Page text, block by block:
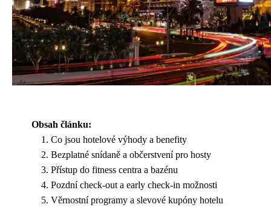
Obsah článku:
Co jsou hotelové výhody a benefity
Bezplatné snídaně a občerstvení pro hosty
Přístup do fitness centra a bazénu
Pozdní check-out a early check-in možnosti
Věrnostní programy a slevové kupóny hotelu